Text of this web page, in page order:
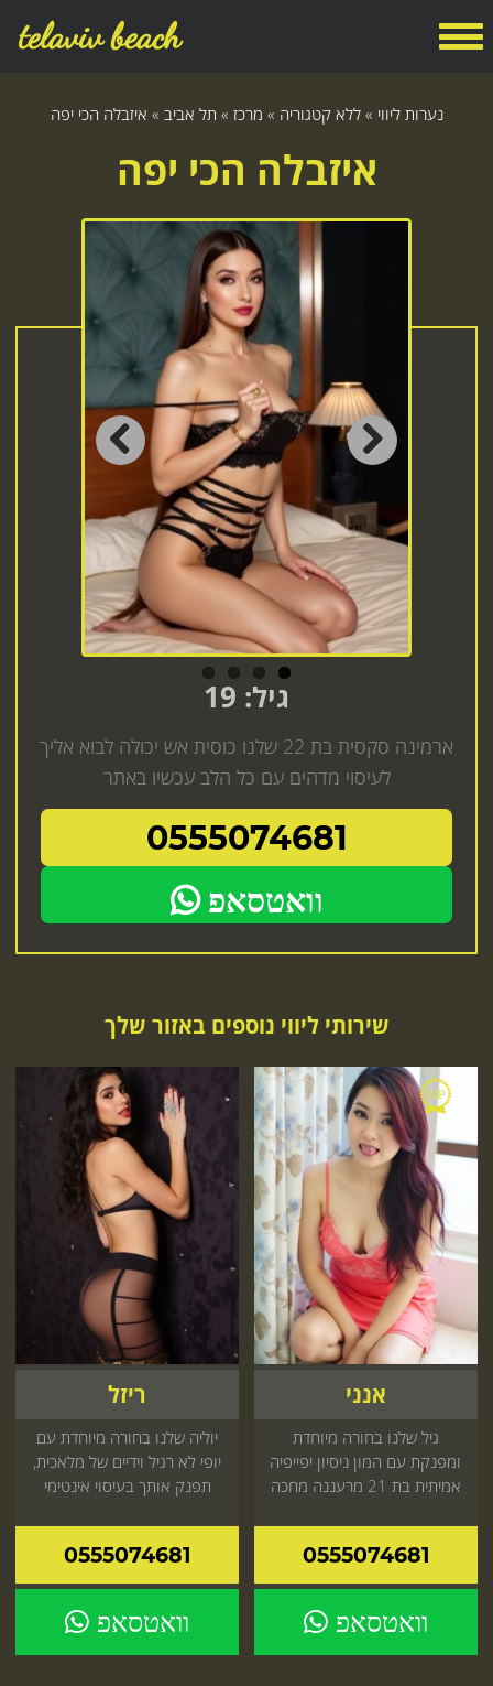
telaviv beach
נערות ליווי »ללא קטגוריה » מרכז » תל אביב » איזבלה הכי יפה
איזבלה הכי יפה
גיל: 19
ארמינה סקסית בת 22 שלנו כוסית אש יכולה לבוא אליך
לעיסוי מדהים עם כל הלב עכשיו באתר
0555074681
וואטסאפ
שירותי ליווי נוספים באזור שלך
אנני
גיל שלנו בחורה מיוחדת
ומפנקת עם המון ניסיון יפייפיה
אמיתית בת 21 מרעננה מחכה
0555074681
וואטסאפ
ריזל
יוליה שלנו בחורה מיוחדת עם
יופי לא רגיל וידיים של מלאכית,
תפנק אותך בעיסוי אינטימי
0555074681
וואטסאפ